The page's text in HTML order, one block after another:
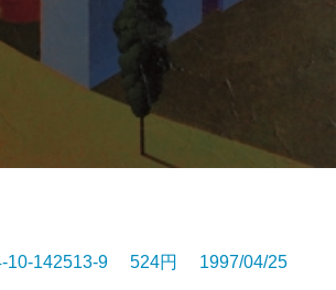
10-142513-9 524円 1997/04/25